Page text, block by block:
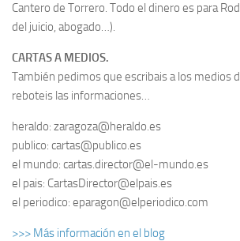
Cantero de Torrero. Todo el dinero es para
del juicio, abogado…).
CARTAS A MEDIOS.
También pedimos que escribais a los medios
reboteis las informaciones…
heraldo: zaragoza@heraldo.es
publico: cartas@publico.es
el mundo: cartas.director@el-mundo.es
el pais: CartasDirector@elpais.es
el periodico: eparagon@elperiodico.com
>>> Más información en el blog